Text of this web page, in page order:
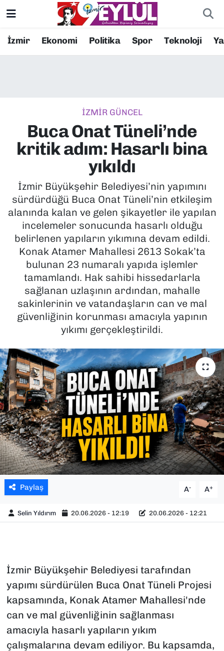
İzmir Ekonomi Politika Spor Teknoloji
İZMİR GÜNCEL
Buca Onat Tüneli’nde
kritik adım: Hasarlı bina
yıkıldı
İzmir Büyükşehir Belediyesi’nin yapımını
sürdürdüğü Buca Onat Tüneli’nin etkileşim
alanında kalan ve gelen şikayetler ile yapılan
incelemeler sonucunda hasarlı olduğu
belirlenen yapıların yıkımına devam edildi.
Konak Atamer Mahallesi 2613 Sokak’ta
bulunan 23 numaralı yapıda işlemler
tamamlandı. Hak sahibi hissedarlarla
sağlanan uzlaşının ardından, mahalle
sakinlerinin ve vatandaşların can ve mal
güvenliğinin korunması amacıyla yapının
yıkımı gerçekleştirildi.
Paylaş A- A+
Selin Yıldırım 20.06.2026 - 12:19 20.06.2026 - 12:21
İzmir Büyükşehir Belediyesi tarafından
yapımı sürdürülen Buca Onat Tüneli Projesi
kapsamında, Konak Atamer Mahallesi'nde
can ve mal güvenliğinin sağlanması
amacıyla hasarlı yapıların yıkım
çalışmalarına devam ediliyor. Bu kapsamda,
Resmi İlanlar
EKONOMİ
KÜLTÜR SANAT
MAGAZİN
POLİTİKA
SAĞLIK
SPOR
TEKNOLOJİ
YAŞAM
Konak Nöbetçi Eczaneler
Süper Lig Puan Durumu ve Fikstür
Tüm Manşetler
Son Dakika Haberleri
Haber Arşivi